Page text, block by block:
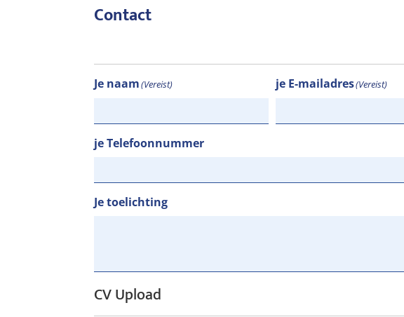
Contact
Je naam(Vereist) je E-mailadres(Vereist)
je Telefoonnummer
Je toelichting
CV Upload